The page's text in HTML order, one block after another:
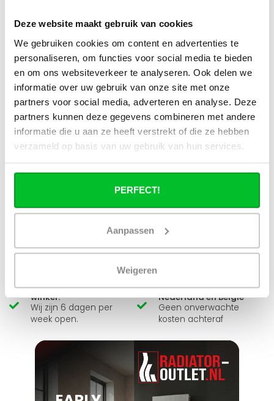
Deze website maakt gebruik van cookies
We gebruiken cookies om content en advertenties te
personaliseren, om functies voor social media te bieden
en om ons websiteverkeer te analyseren. Ook delen we
informatie over uw gebruik van onze site met onze
partners voor social media, adverteren en analyse. Deze
partners kunnen deze gegevens combineren met andere
informatie die u aan ze heeft verstrekt of die ze hebben
verzameld op basis van uw gebruik van hun services.
PERFECT!
Aanpassen
Weigeren
toepassen in combinatie met
Werkt een paneelradiator ook bij 40
graden aanvoertemperatuur?
Simon helpt je graag en kan al je vragen beantwoorden.
Stuur een bericht
Levering uit eigen
Niet goed = Geld terug
Zelf ophalen in de
winkel?
Wij zijn 6 dagen per
week open.
Snelle levering in
Nederland en België
Geen onverwachte
kosten achteraf